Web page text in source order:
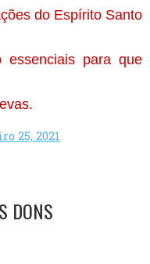
do Espírito Santo
para que
25, 2021
DONS